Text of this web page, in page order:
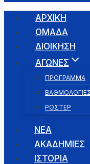
ΑΡΧΙΚΉ
ΟΜΑΔΑ
ΔΙΟΙΚΗΣΗ
ΑΓΩΝΕΣ
ΠΡΟΓΡΑΜΜΑ
ΡΟΣΤΕΡ
ΝΕΑ
ΑΚΑΔΗΜΙΕΣ
ΙΣΤΟΡΙΑ